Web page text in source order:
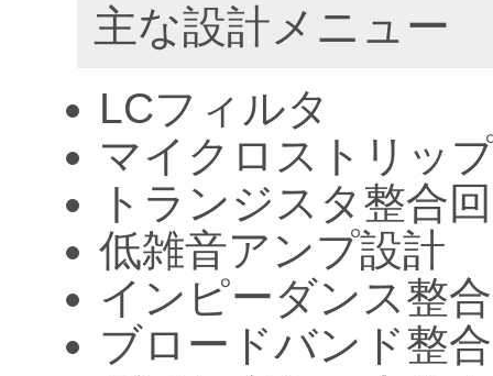
主な設計メニュー
LCフィルタ
マイクロストリッ
トランジスタ整合
低雑音アンプ設計
インピーダンス整
ブロードバンド整